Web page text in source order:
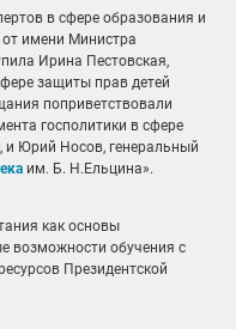
в сфере образования и
имени Министра
Ирина Пестовская,
защиты прав детей
поприветствовали
госполитики в сфере
Юрий Носов, генеральный
им. Б. Н.Ельцина».
как основы
возможности обучения с
Президентской